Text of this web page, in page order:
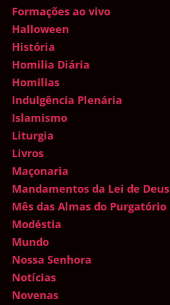
Formações ao vivo
Halloween
História
Homilia Diária
Homilias
Indulgência Plenária
Islamismo
Liturgia
Livros
Maçonaria
Mandamentos da Lei de Deus
Mês das Almas do Purgatório
Modéstia
Mundo
Nossa Senhora
Notícias
Novenas